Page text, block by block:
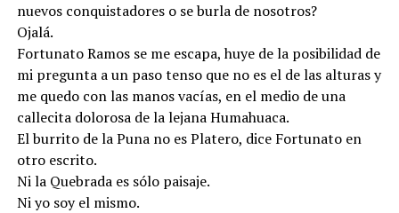
nuevos conquistadores o se burla de nosotros?
Ojalá.
Fortunato Ramos se me escapa, huye de la posibilidad de
mi pregunta a un paso tenso que no es el de las alturas y
me quedo con las manos vacías, en el medio de una
callecita dolorosa de la lejana Humahuaca.
El burrito de la Puna no es Platero, dice Fortunato en
otro escrito.
Ni la Quebrada es sólo paisaje.
Ni yo soy el mismo.